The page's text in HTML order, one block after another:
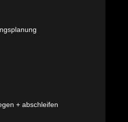
+ abschleifen